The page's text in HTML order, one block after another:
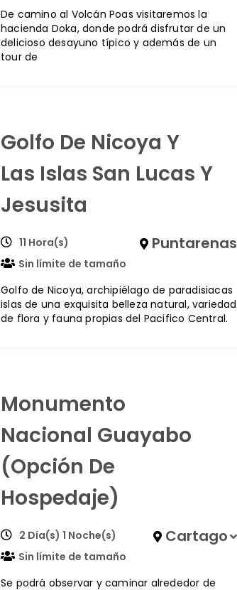
De camino al Volcán Poas visitaremos la
hacienda Doka, donde podrá disfrutar de un
delicioso desayuno típico y además de un
tour de
Golfo De Nicoya Y
Las Islas San Lucas Y
Jesusita
11 Hora(s) Puntarenas
Sin límite de tamaño
Golfo de Nicoya, archipiélago de paradisiacas
islas de una exquisita belleza natural, variedad
de flora y fauna propias del Pacifico Central.
Monumento
Nacional Guayabo
(Opción De
Hospedaje)
2 Día(s) 1 Noche(s) Cartago
Sin límite de tamaño
Se podrá observar y caminar alrededor de